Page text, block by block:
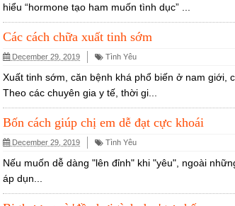
hiểu “hormone tạo ham muốn tình dục” ...
Các cách chữa xuất tinh sớm
December 29, 2019 Tình Yêu
Xuất tinh sớm, căn bệnh khá phổ biến ở nam giới,
Theo các chuyên gia y tế, thời gi...
Bốn cách giúp chị em dễ đạt cực khoái
December 29, 2019 Tình Yêu
Nếu muốn dễ dàng "lên đỉnh" khi "yêu", ngoài
áp dụn...